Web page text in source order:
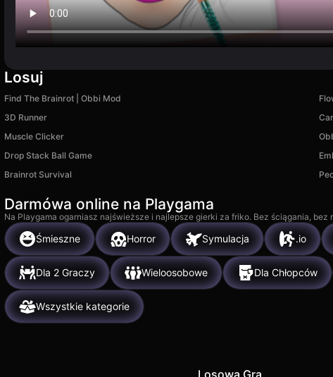
Losuj
Find The Brainrot | Obbi Mod
3D Runner
Muscle Clicker
Drop Stack Ball Game
Brainrot Survival
Darmówa online na Playgama
Na Playgama ogarniasz najświeższe i najlepsze gierki za friko. Bez ściągania,
Śmieszne Horror Symulacja .io
Dla 2 Graczy Wieloosobowe Dla Chłopców
Wszystkie kategorie
Losowa Gra